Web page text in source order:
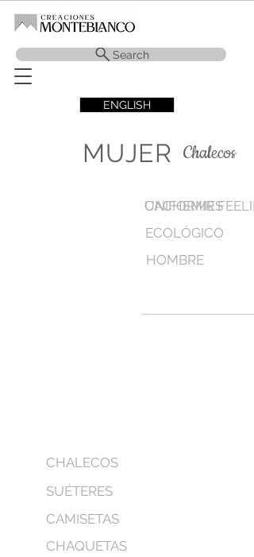
Search
ENGLISH
MUJER Chalecos
CACHEMIR
ECOLÓGICO
HOMBRE
UNIFORMES
CHALECOS
SUÉTERES
CAMISETAS
CHAQUETAS